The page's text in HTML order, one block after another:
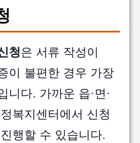
청은 서류 작성이
이 불편한 경우 가장
니다. 가까운 읍·면·
복지센터에서 신청
행할 수 있습니다.